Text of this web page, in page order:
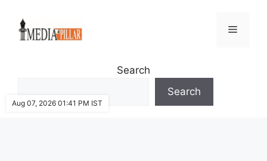
content
Menu
Search
Search
Aug 07, 2026 01:41 PM IST